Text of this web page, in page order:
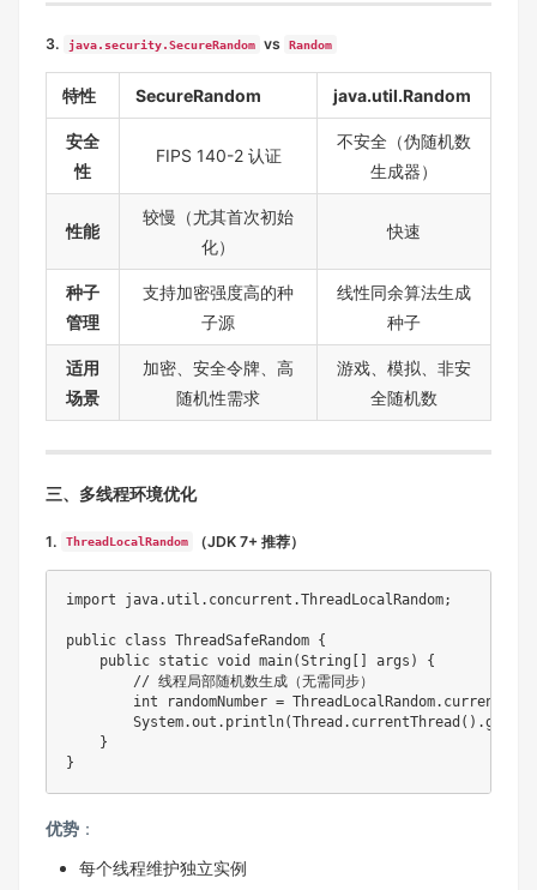
3. java.security.SecureRandom vs Random
特性 SecureRandom java.util.Random
安全
性
FIPS 140-2 认证
不安全（伪随机数
生成器）
性能
较慢（尤其首次初始
化）
快速
种子
管理
支持加密强度高的种
子源
线性同余算法生成
种子
适用
场景
加密、安全令牌、高
随机性需求
游戏、模拟、非安
全随机数
三、多线程环境优化
1. ThreadLocalRandom （JDK 7+ 推荐）
import java. util . concurrent .ThreadLocalRandom;
public class ThreadSafeRandom {
public static void main(String [ ] args )
{
// 线程局部随机数生成（无需同步）
int randomNumber = ThreadLocalRandom. current
System.out . println(Thread . currentThread ( ) .
}
}
优势 ：
每个线程维护独立实例